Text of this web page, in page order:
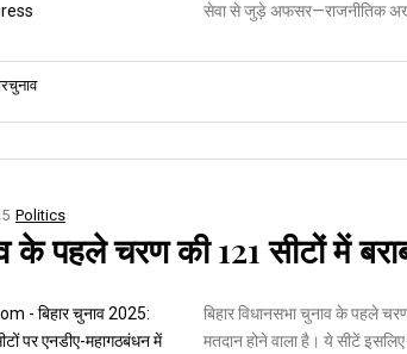
सेवा से जुड़े अफसर—राजनीतिक
Politics
के पहले चरण की 121 सीटों में
बिहार विधानसभा चुनाव के पहले
मतदान होने वाला है। ये सीटें